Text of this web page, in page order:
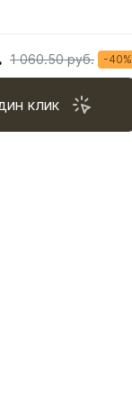
1 060.50 руб. -40%
клик